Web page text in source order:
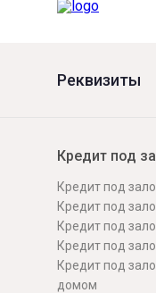
Реквизиты
Кредит под
Кредит под
Кредит под
Кредит под
Кредит под
Кредит под
домом